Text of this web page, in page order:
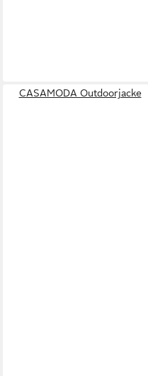
CASAMODA Outdoorjacke